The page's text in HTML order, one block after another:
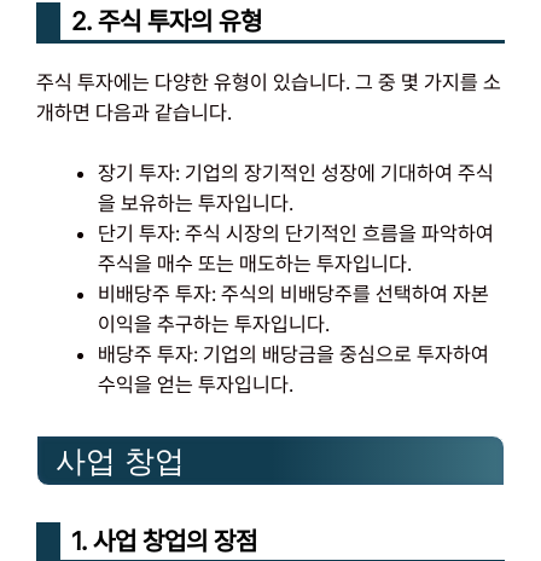
2. 주식 투자의 유형
주식 투자에는 다양한 유형이 있습니다. 그 중 몇 가지를 소
개하면 다음과 같습니다.
장기 투자: 기업의 장기적인 성장에 기대하여 주식
을 보유하는 투자입니다.
단기 투자: 주식 시장의 단기적인 흐름을 파악하여
주식을 매수 또는 매도하는 투자입니다.
비배당주 투자: 주식의 비배당주를 선택하여 자본
이익을 추구하는 투자입니다.
배당주 투자: 기업의 배당금을 중심으로 투자하여
수익을 얻는 투자입니다.
사업 창업
1. 사업 창업의 장점